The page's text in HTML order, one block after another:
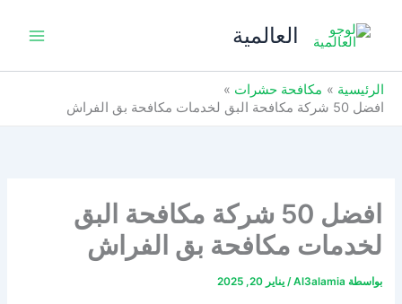
العالمية
الرئيسية
مكافحة حشرات
افضل 50 شركة مكافحة البق لخدمات مكافحة بق الفراش
افضل 50 شركة مكافحة البق
لخدمات مكافحة بق الفراش
بواسطة Al3alamia
/يناير 20, 2025